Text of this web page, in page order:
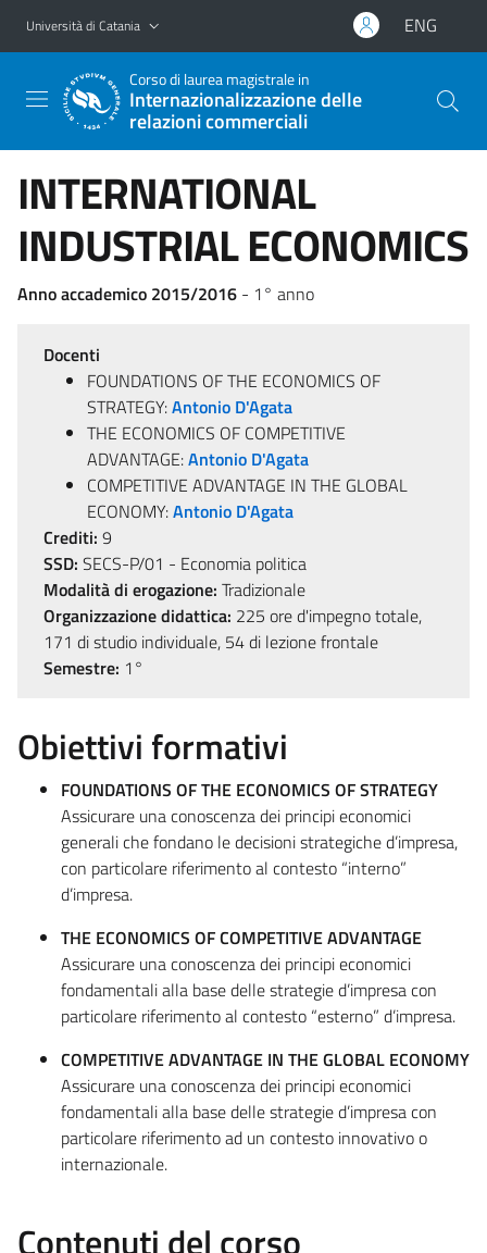
Vai al contenuto principale
Vai al menu di navigazione
Università di Catania ENG
Corso di laurea magistrale in
Internazionalizzazione delle
relazioni commerciali
INTERNATIONAL
INDUSTRIAL ECONOMICS
Anno accademico 2015/2016 - 1° anno
Docenti
FOUNDATIONS OF THE ECONOMICS OF
STRATEGY:Antonio D'Agata
THE ECONOMICS OF COMPETITIVE
ADVANTAGE:Antonio D'Agata
COMPETITIVE ADVANTAGE IN THE GLOBAL
ECONOMY:Antonio D'Agata
Crediti: 9
SSD: SECS-P/01 - Economia politica
Modalità di erogazione: Tradizionale
Organizzazione didattica: 225 ore d'impegno totale,
171 di studio individuale, 54 di lezione frontale
Semestre: 1°
Obiettivi formativi
FOUNDATIONS OF THE ECONOMICS OF STRATEGY
Assicurare una conoscenza dei principi economici
generali che fondano le decisioni strategiche d’impresa,
con particolare riferimento al contesto “interno”
d’impresa.
THE ECONOMICS OF COMPETITIVE ADVANTAGE
Assicurare una conoscenza dei principi economici
fondamentali alla base delle strategie d’impresa con
particolare riferimento al contesto “esterno” d’impresa.
COMPETITIVE ADVANTAGE IN THE GLOBAL ECONOMY
Assicurare una conoscenza dei principi economici
fondamentali alla base delle strategie d’impresa con
particolare riferimento ad un contesto innovativo o
internazionale.
Contenuti del corso